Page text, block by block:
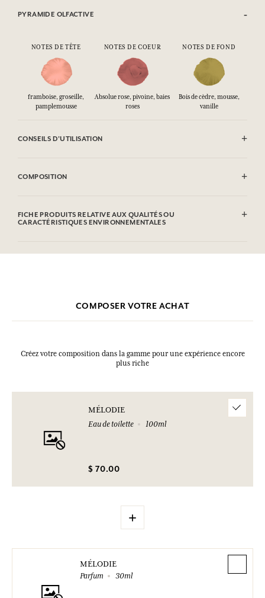
PYRAMIDE OLFACTIVE
NOTES DE TÊTE NOTES DE COEUR NOTES DE FOND
framboise, groseille,
pamplemousse
Absolue rose, pivoine, baies
roses
Bois de cèdre, mousse,
vanille
CONSEILS D'UTILISATION
COMPOSITION
Hydroxycitronellal, Citronellol, Limonene, Linalool, Geraniol, Citral
FICHE PRODUITS RELATIVE AUX QUALITÉS OU
CARACTÉRISTIQUES ENVIRONNEMENTALES
Veuillez consulter les qualités ou caractéristiques environnementales
COMPOSER VOTRE ACHAT
Créez votre composition dans la gamme pour une expérience encore
plus riche
MÉLODIE
Eau de toilette
100ml
$ 70.00
+
MÉLODIE
Parfum
30ml